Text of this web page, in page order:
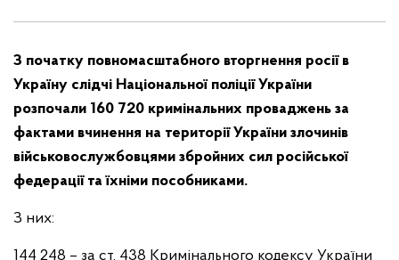
З початку повномасштабного вторгнення росії в
Україну слідчі Національної поліції України
розпочали 160 720 кримінальних проваджень за
фактами вчинення на території України злочинів
військовослужбовцями збройних сил російської
федерації та їхніми пособниками.
З них:
144 248 – за ст. 438 Кримінального кодексу України